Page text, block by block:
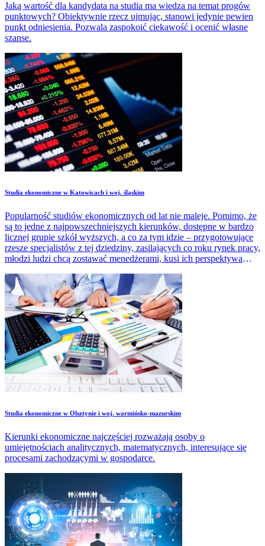
Jaką wartość dla kandydata na studia ma wiedza na temat progów
punktowych? Obiektywnie rzecz ujmując, stanowi jedynie pewien
punkt odniesienia. Pozwala zaspokoić ciekawość i ocenić własne
szanse.
Studia ekonomiczne w Katowicach i woj. śląskim
Popularność studiów ekonomicznych od lat nie maleje. Pomimo, że
są to jedne z najpowszechniejszych kierunków, dostępne w bardzo
licznej grupie szkół wyższych, a co za tym idzie – przygotowujące
rzesze specjalistów z tej dziedziny, zasilających co roku rynek pracy,
młodzi ludzi chcą zostawać menedżerami, kusi ich perspektywa
Studia ekonomiczne w Olsztynie i woj. warmińsko-mazurskim
Kierunki ekonomiczne najczęściej rozważają osoby o
umiejętnościach analitycznych, matematycznych, interesujące się
procesami zachodzącymi w gospodarce.